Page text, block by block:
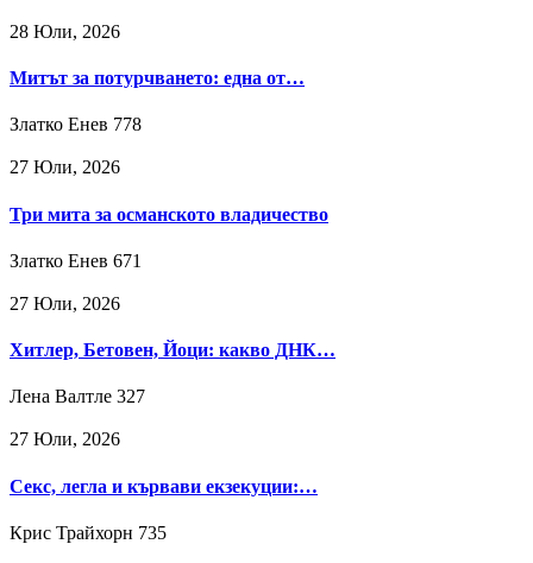
28 Юли, 2026
Митът за потурчването: една от…
Златко Енев 778
27 Юли, 2026
Три мита за османското владичество
Златко Енев 671
27 Юли, 2026
Хитлер, Бетовен, Йоци: какво ДНК…
Лена Валтле 327
27 Юли, 2026
Секс, легла и кървави екзекуции:…
Крис Трайхорн 735